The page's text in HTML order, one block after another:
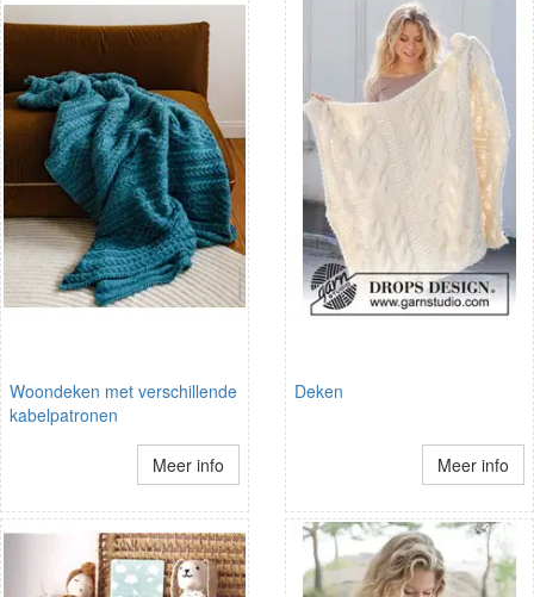
Woondeken met verschillende
kabelpatronen
Meer info
Deken
Meer info